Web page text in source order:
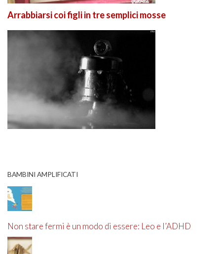
Arrabbiarsi coi figli in tre semplici mosse
BAMBINI AMPLIFICATI
Non stare fermi è un modo di essere: Leo e l’ADHD